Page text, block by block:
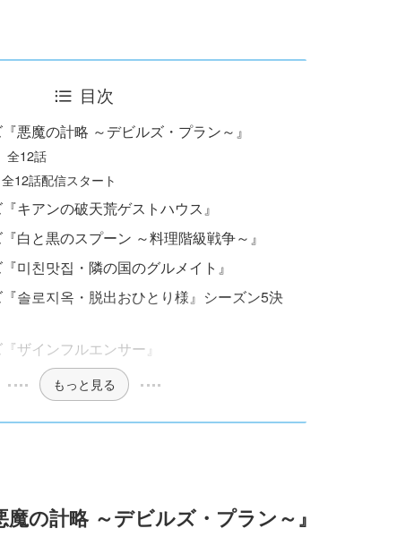
目次
悪魔の計略 ～デビルズ・プラン～』
12話
12話配信スタート
キアンの破天荒ゲストハウス』
白と黒のスプーン ～料理階級戦争～』
미친맛집・隣の国のグルメイト』
솔로지옥・脱出おひとり様』シーズン5決
ザインフルエンサー』
もっと見る
の計略 ～デビルズ・プラン～』